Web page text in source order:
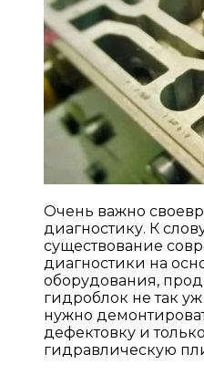
Очень важно
диагностику. К
существование
диагностики на
оборудования,
гидроблок не так
нужно
дефектовку и
гидравлическую